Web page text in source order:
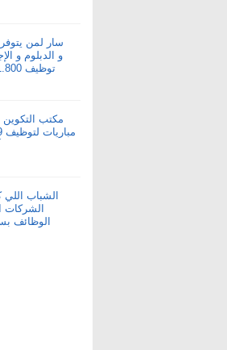
سار لمن
مكتب
الشباب
الشركات
الوظائف